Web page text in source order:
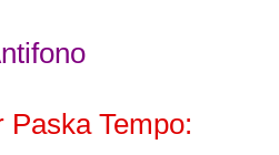
Paska Tempo: